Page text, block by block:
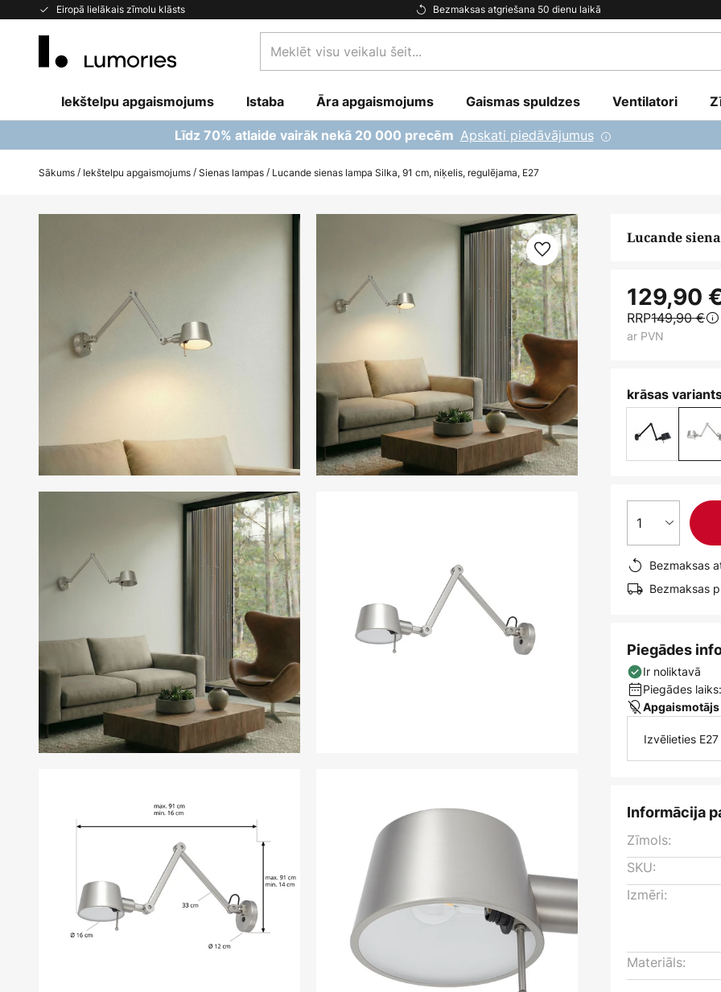
Eiropā lielākais zīmolu klāsts Bezmaksas atgriešana 50 dienu laikā
Skip
visu
šeit...
Iekštelpu apgaismojums Istaba Āra apgaismojums Gaismas spuldzes Ventilatori
Līdz 70% atlaide vairāk nekā 20 000 precēm Apskati piedāvājumus
Sākums Iekštelpu apgaismojums Sienas lampas Lucande sienas lampa Silka, 91 cm, niķelis, regulējama, E27
Lucande
129,90
RRP149,90 €
ar PVN
krāsas
1
Bezmaksas
Bezmaksas
Piegādes
Ir noliktavā
Piegādes
Izvēlieties
Informācija
Zīmols:
SKU:
Izmēri:
Materiāls: